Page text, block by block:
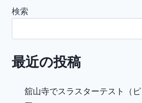
検索
最近の投稿
舘山寺でスラスターテスト（